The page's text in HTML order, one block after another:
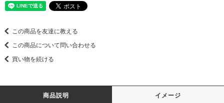
この商品を友達に教える
この商品について問い合わせる
買い物を続ける
商品説明 イメージ